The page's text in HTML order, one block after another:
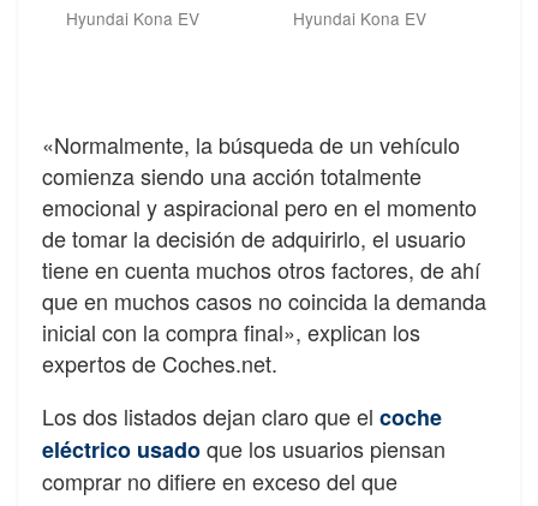
Hyundai Kona EV
Hyundai Kona EV
«Normalmente, la búsqueda de un vehículo
comienza siendo una acción totalmente
emocional y aspiracional pero en el momento
de tomar la decisión de adquirirlo, el usuario
tiene en cuenta muchos otros factores, de ahí
que en muchos casos no coincida la demanda
inicial con la compra final», explican los
expertos de Coches.net.
Los dos listados dejan claro que el coche
eléctrico usadoque los usuarios piensan
comprar no difiere en exceso del que